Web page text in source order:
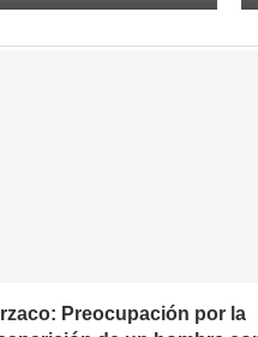
Preocupación por la